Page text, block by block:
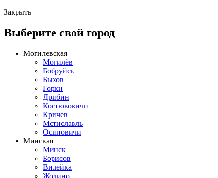
Закрыть
Выберите свой город
Могилевская
Могилёв
Бобруйск
Быхов
Горки
Дрибин
Костюковичи
Кричев
Мстиславль
Осиповичи
Минская
Минск
Борисов
Вилейка
Жодино